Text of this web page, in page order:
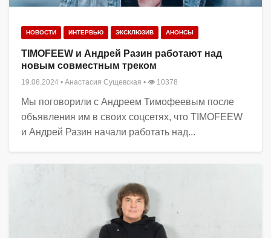
НОВОСТИ ИНТЕРВЬЮ ЭКСКЛЮЗИВ АНОНСЫ
TIMOFEEW и Андрей Разин работают над
новым совместным треком
19.08.2024 • Анастасия Сущевская • 👁 10378
Мы поговорили с Андреем Тимофеевым после
объявления им в своих соцсетях, что TIMOFEEW
и Андрей Разин начали работать над...